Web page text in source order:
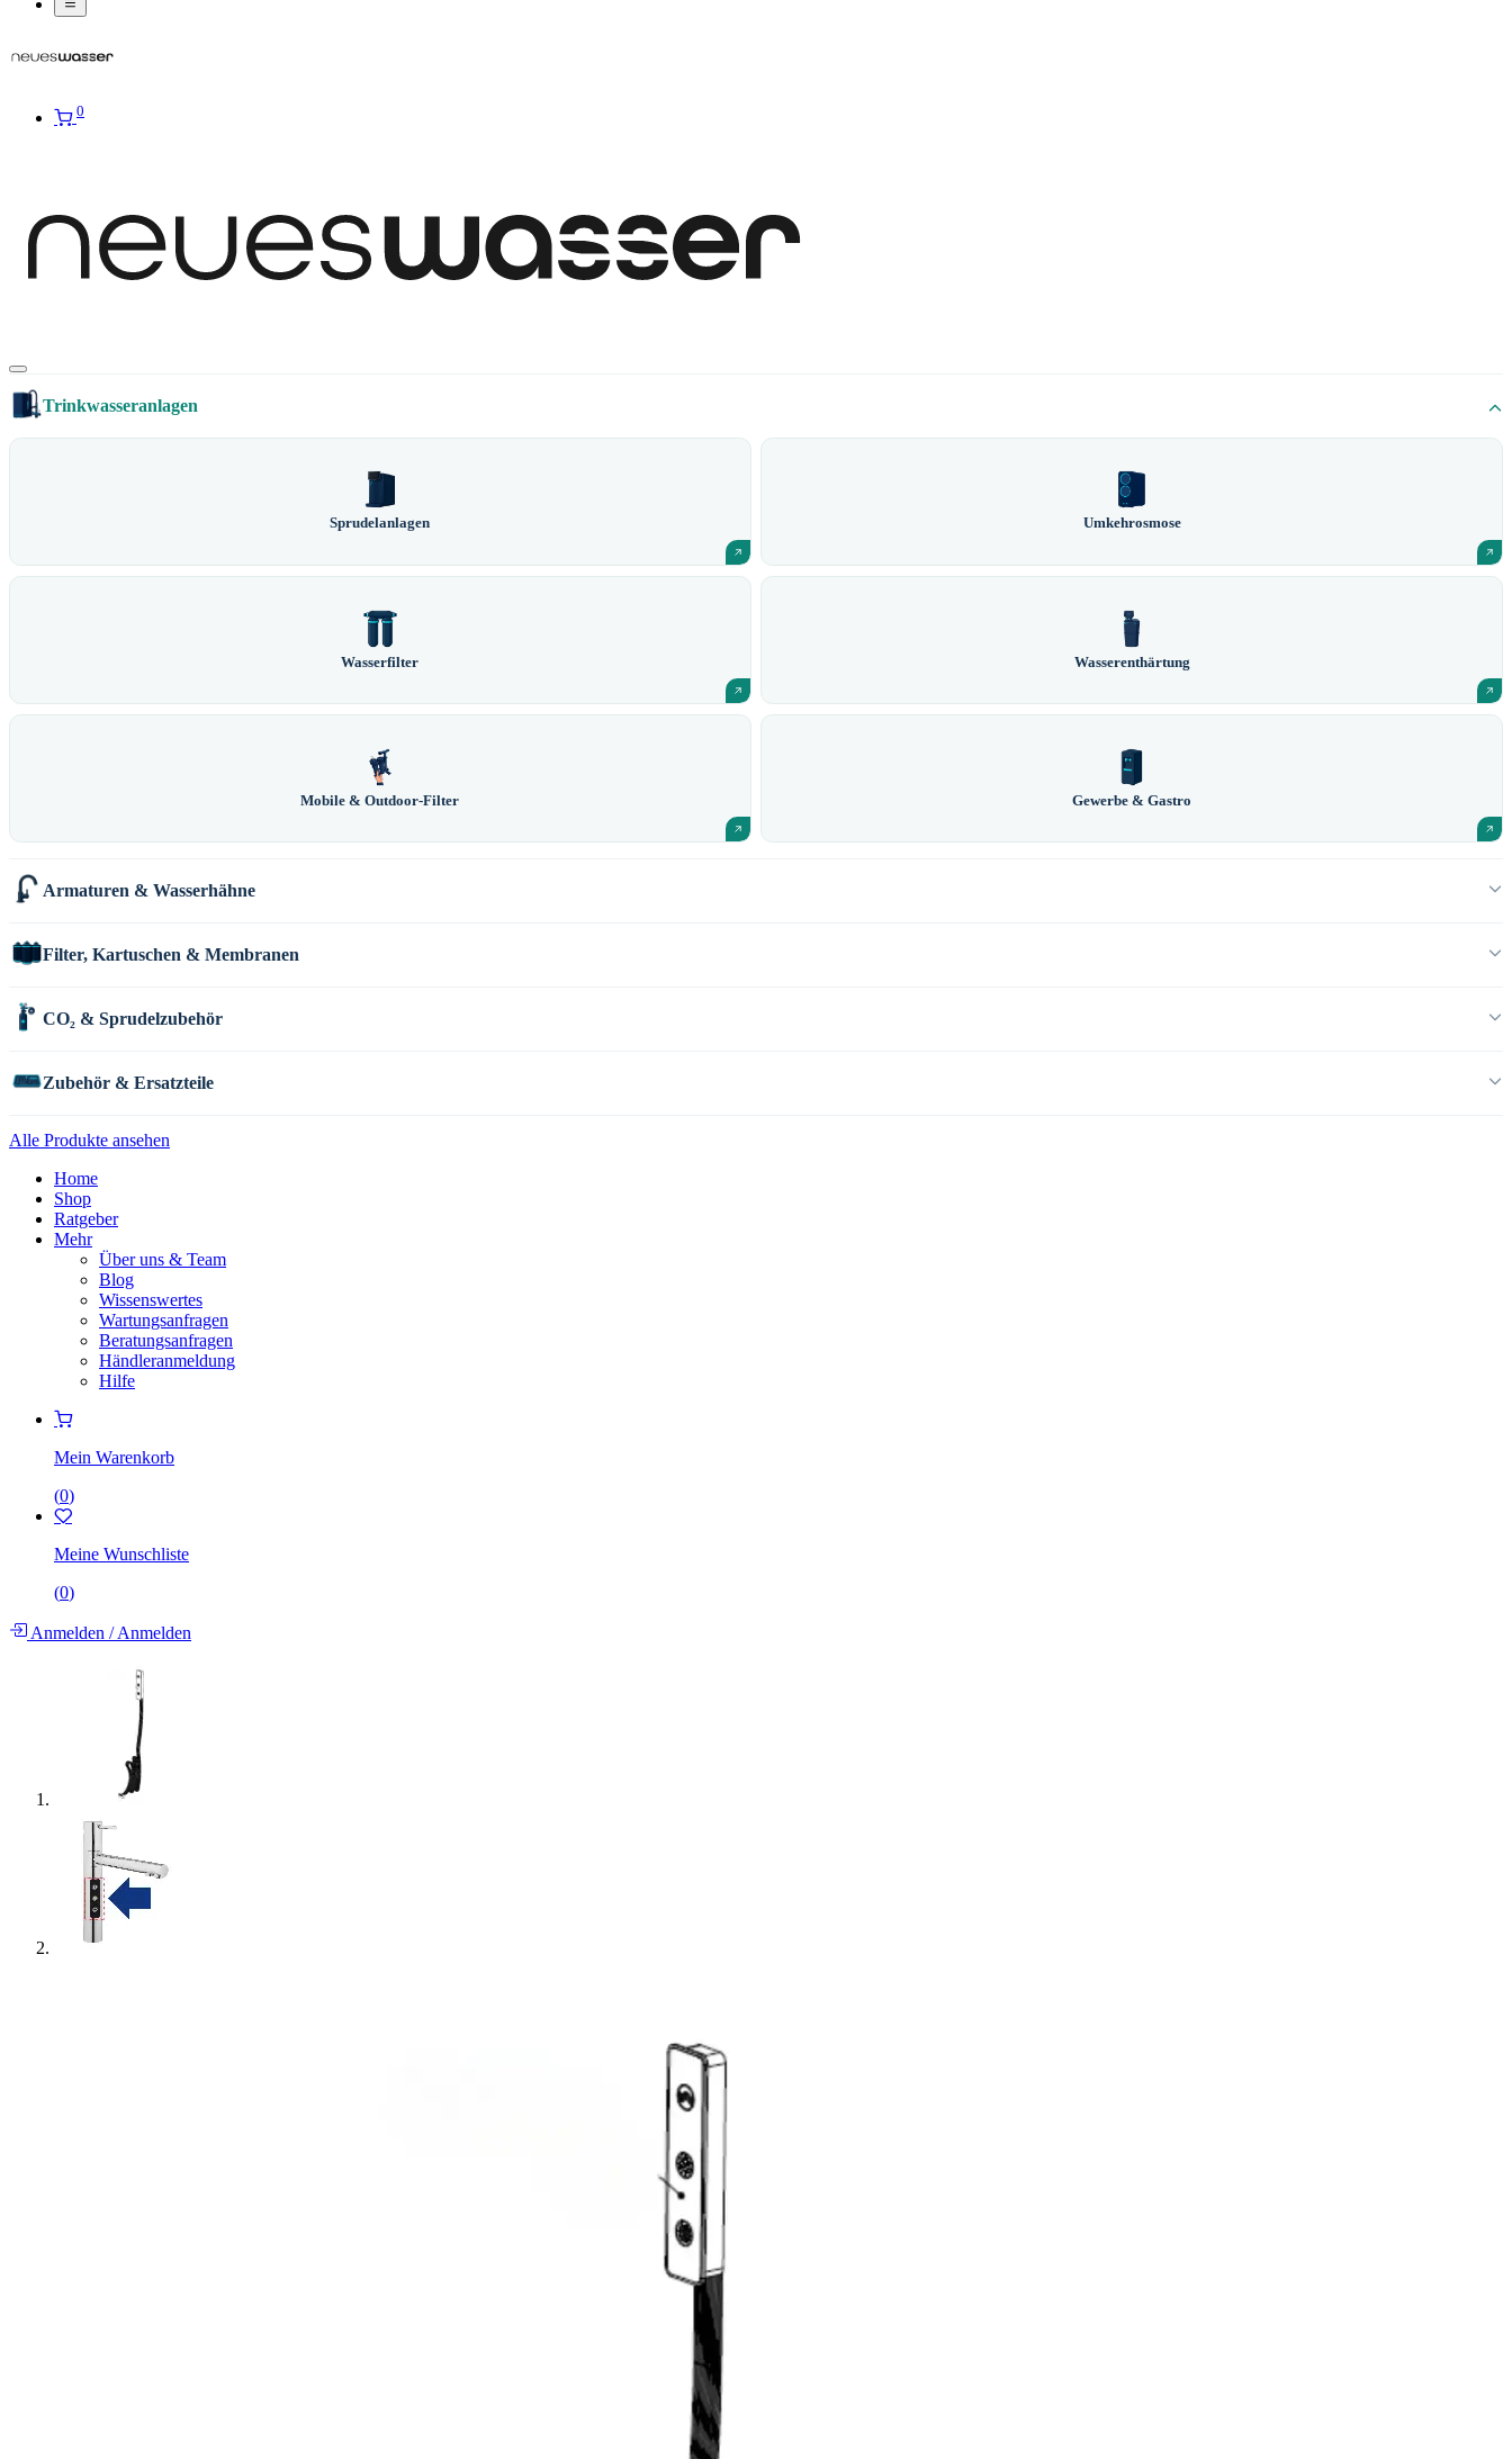
0
Trinkwasseranlagen
Sprudelanlagen Umkehrosmose
Wasserfilter Wasserenthärtung
Mobile & Outdoor-Filter Gewerbe & Gastro
Armaturen & Wasserhähne
Filter, Kartuschen & Membranen
CO₂ & Sprudelzubehör
Zubehör & Ersatzteile
Alle Produkte ansehen
Home
Shop
Ratgeber
Mehr
Über uns & Team
Blog
Wissenswertes
Wartungsanfragen
Beratungsanfragen
Händleranmeldung
Hilfe
Mein Warenkorb
(0)
Meine Wunschliste
(0)
Anmelden /Anmelden